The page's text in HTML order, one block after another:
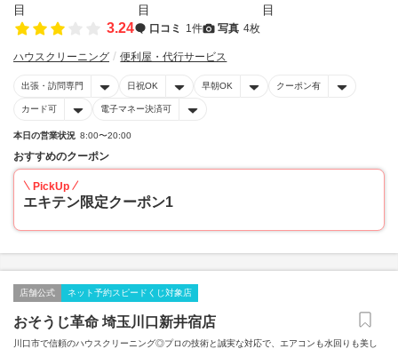
3.24 口コミ 1件 写真 4枚
ハウスクリーニング 便利屋・代行サービス
出張・訪問専門 日祝OK 早朝OK クーポン有
カード可 電子マネー決済可
本日の営業状況 8:00〜20:00
おすすめのクーポン
PickUp
エキテン限定クーポン1
店舗公式 ネット予約スピードくじ対象店
おそうじ革命 埼玉川口新井宿店
川口市で信頼のハウスクリーニング◎プロの技術と誠実な対応で、エアコンも水回りも美し